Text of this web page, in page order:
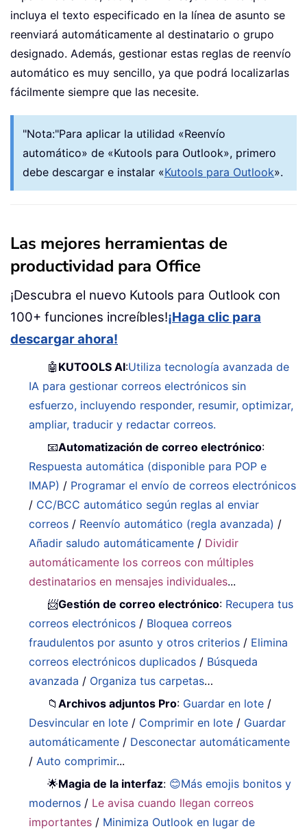
incluya el texto especificado en la línea de asunto se
reenviará automáticamente al destinatario o grupo
designado. Además, gestionar estas reglas de reenvío
automático es muy sencillo, ya que podrá localizarlas
fácilmente siempre que las necesite.
"Nota:"Para aplicar la utilidad «Reenvío
automático» de «Kutools para Outlook», primero
debe descargar e instalar «Kutools para Outlook».
Las mejores herramientas de
productividad para Office
¡Descubra el nuevo Kutools para Outlook con
100+ funciones increíbles!¡Haga clic para
descargar ahora!
🤖 KUTOOLS AI:Utiliza tecnología avanzada de
IA para gestionar correos electrónicos sin
esfuerzo, incluyendo responder, resumir, optimizar,
ampliar, traducir y redactar correos.
📧Automatización de correo electrónico:
Respuesta automática (disponible para POP e
IMAP) / Programar el envío de correos electrónicos
/ CC/BCC automático según reglas al enviar
correos / Reenvío automático (regla avanzada) /
Añadir saludo automáticamente / Dividir
automáticamente los correos con múltiples
destinatarios en mensajes individuales...
📨Gestión de correo electrónico: Recupera tus
correos electrónicos / Bloquea correos
fraudulentos por asunto y otros criterios / Elimina
correos electrónicos duplicados / Búsqueda
avanzada / Organiza tus carpetas…
📁Archivos adjuntos Pro: Guardar en lote /
Desvincular en lote / Comprimir en lote / Guardar
automáticamente / Desconectar automáticamente
/ Auto comprimir...
🌟Magia de la interfaz: 😊Más emojis bonitos y
modernos / Le avisa cuando llegan correos
importantes / Minimiza Outlook en lugar de